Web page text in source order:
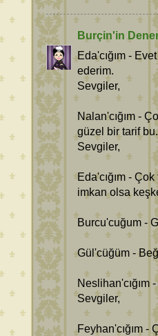
Burçin'in
Eda'cığım -
ederim.
Sevgiler,
Nalan'cığım -
güzel bir tarif bu.
Sevgiler,
Eda'cığım -
imkan olsa
Burcu'cuğum -
Gül'cüğüm -
Sevgiler,
Feyhan'cığım